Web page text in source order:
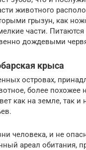
животного
грызун, как
части.
дождевыми
крыса
островах,
более похожее
как на земле, так и
человека, и не
ареал обитания,